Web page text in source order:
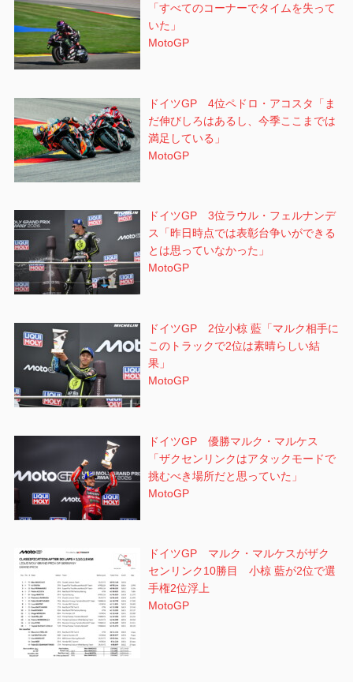
「すべてのコーナーでタイムを失って
いた」
MotoGP
ドイツGP 4位ペドロ・アコスタ「ま
だ伸びしろはあるし、今季ここまでは
満足している」
MotoGP
ドイツGP 3位ラウル・フェルナンデ
ス「昨日時点では表彰台争いができる
とは思っていなかった」
MotoGP
ドイツGP 2位小椋 藍「マルク相手に
このトラックで2位は素晴らしい結
果」
MotoGP
ドイツGP 優勝マルク・マルケス
「ザクセンリンクはアタックモードで
挑むべき場所だと思っていた」
MotoGP
ドイツGP マルク・マルケスがザク
センリンク10勝目 小椋 藍が2位で選
手権2位浮上
MotoGP